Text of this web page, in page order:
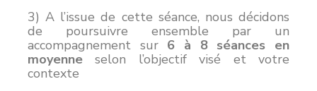
3) A l’issue de cette séance, nous décidons
de poursuivre ensemble par un
accompagnement sur 6 à 8 séances en
moyenne selon l’objectif visé et votre
contexte